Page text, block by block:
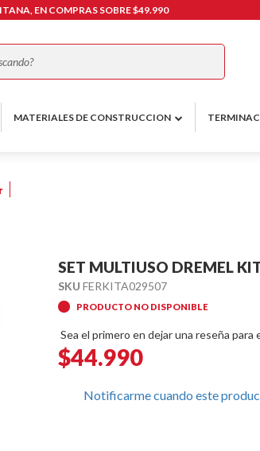
EN COMPRAS SOBRE $49.990
MATERIALES DE CONSTRUCCION
SET MULTIUSO DREMEL
SKU FERKITA029507
PRODUCTO NO DISPONIBLE
Sea el primero en dejar una reseña para
$44.990
Notificarme cuando este